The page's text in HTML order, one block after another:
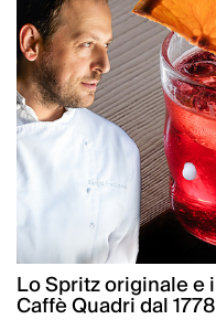
Lo Spritz originale e
Caffè Quadri dal 1778